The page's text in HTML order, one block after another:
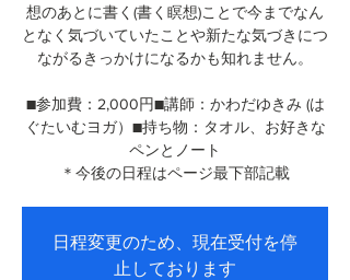
想のあとに書く(書く瞑想)ことで今までなん
となく気づいていたことや新たな気づきにつ
ながるきっかけになるかも知れません。
■参加費：2,000円■講師：かわだゆきみ (は
ぐたいむヨガ）■持ち物：タオル、お好きな
ペンとノート
＊今後の日程はページ最下部記載
日程変更のため、現在受付を停
止しております